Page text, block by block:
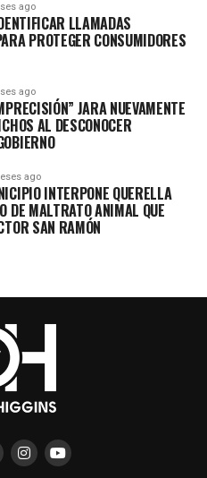
ago
LLAMADAS
PROTEGER CONSUMIDORES
ago
JARA NUEVAMENTE
AL DESCONOCER
ago
INTERPONE QUERELLA
DE MALTRATO ANIMAL QUE
SAN RAMÓN